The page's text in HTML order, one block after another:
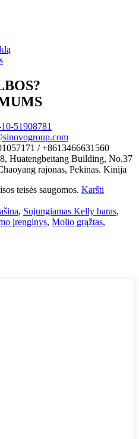
51908781
/ +8613466631560
Huatengbeitang Building, No.37
rajonas, Pekinas. Kinija
teisės saugomos. Karšti
, Sujungiamas Kelly baras,
įrenginys, Molio grąžtas,